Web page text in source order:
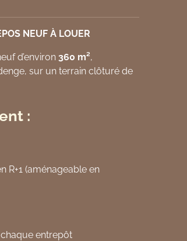
NEUF À LOUER
d’environ 360 m²,
sur un terrain clôturé de
:
R+1 (aménageable en
entrepôt